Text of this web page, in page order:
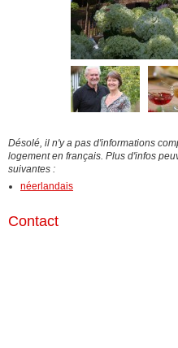
Désolé, il n'y a pas d'informations
logement en français. Plus d'infos
suivantes :
néerlandais
Contact